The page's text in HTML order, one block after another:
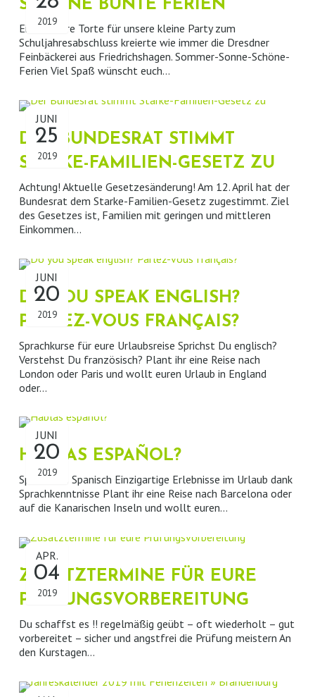
SCHÖNE BUNTE FERIEN
2019
Eine leckere Torte für unsere kleine Party zum
Schuljahresabschluss kreierte wie immer die Dresdner
Feinbäckerei aus Friedrichshagen. Sommer-Sonne-Schöne-
Ferien Viel Spaß wünscht euch…
DER BUNDESRAT STIMMT
STARKE-FAMILIEN-GESETZ ZU
JUNI
25
2019
Achtung! Aktuelle Gesetzesänderung! Am 12. April hat der
Bundesrat dem Starke-Familien-Gesetz zugestimmt. Ziel
des Gesetzes ist, Familien mit geringen und mittleren
Einkommen…
DO YOU SPEAK ENGLISH?
PARLEZ-VOUS FRANÇAIS?
JUNI
20
2019
Sprachkurse für eure Urlaubsreise Sprichst Du englisch?
Verstehst Du französisch? Plant ihr eine Reise nach
London oder Paris und wollt euren Urlaub in England
oder…
HABLAS ESPAÑOL?
JUNI
20
2019
Sprachkurs Spanisch Einzigartige Erlebnisse im Urlaub dank
Sprachkenntnisse Plant ihr eine Reise nach Barcelona oder
auf die Kanarischen Inseln und wollt euren…
ZUSATZTERMINE FÜR EURE
PRÜFUNGSVORBEREITUNG
APR.
04
2019
Du schaffst es !! regelmäßig geübt – oft wiederholt – gut
vorbereitet – sicher und angstfrei die Prüfung meistern An
den Kurstagen…